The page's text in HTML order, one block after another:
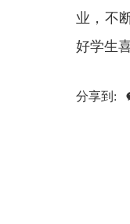
业，不
好学生
分享到: